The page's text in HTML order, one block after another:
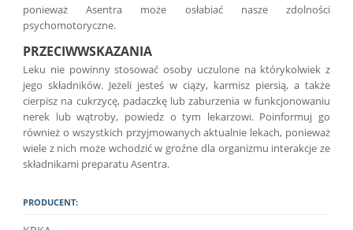
ponieważ Asentra może osłabiać nasze zdolności
psychomotoryczne.
PRZECIWWSKAZANIA
Leku nie powinny stosować osoby uczulone na którykolwiek z
jego składników. Jeżeli jesteś w ciąży, karmisz piersią, a także
cierpisz na cukrzycę, padaczkę lub zaburzenia w funkcjonowaniu
nerek lub wątroby, powiedz o tym lekarzowi. Poinformuj go
również o wszystkich przyjmowanych aktualnie lekach, ponieważ
wiele z nich może wchodzić w groźne dla organizmu interakcje ze
składnikami preparatu Asentra.
PRODUCENT: